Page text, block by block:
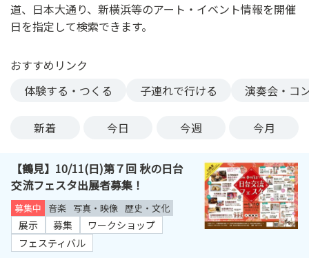
ス道、日本大通り、新横浜等のアート・イベント情報を開催
日を指定して検索できます。
おすすめリンク
体験する・つくる
子連れで行ける 演奏会・コ
新着 今日 今週 今月
【鶴見】10/11(日)第７回 秋の日台
交流フェスタ出展者募集！
募集中 音楽 写真・映像 歴史・文化
展示 募集
ワークショップ
フェスティバル